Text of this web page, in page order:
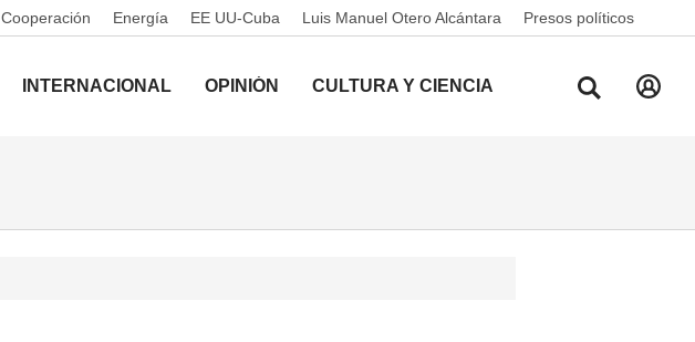
Cooperación Energía EE UU-Cuba Luis Manuel Otero Alcántara Presos políticos
INTERNACIONAL OPINIÓN CULTURA Y CIENCIA